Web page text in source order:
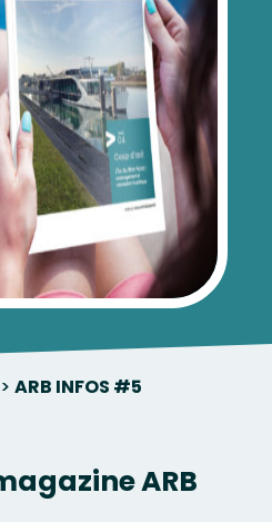
> ARB INFOS #5
ARB